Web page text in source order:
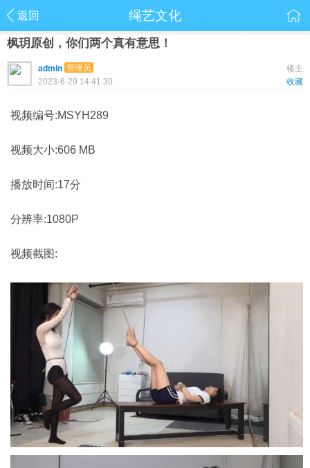
返回 绳艺文化
枫玥原创，你们两个真有意思！
楼主
admin 管理员
收藏
2023-6-29 14:41:30
视频编号:MSYH289
视频大小:606 MB
播放时间:17分
分辨率:1080P
视频截图: